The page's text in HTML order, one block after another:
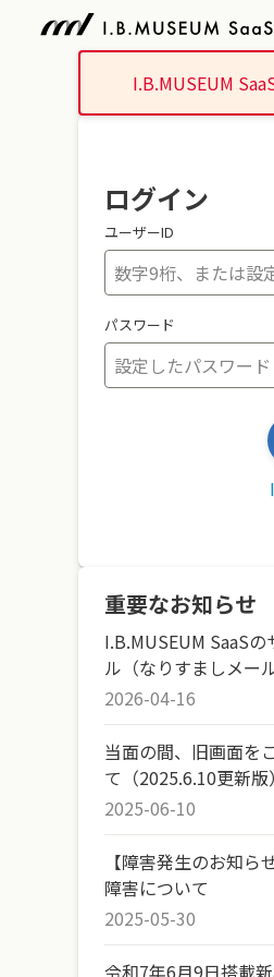
I.B.MUSEUM
ログイン
ユーザーID
パスワード
重要なお知らせ
I.B.MUSEUM SaaS
ル（なりすましメー
2026-04-16
当面の間、旧画面を
て（2025.6.10更新版）
2025-06-10
【障害発生のお知ら
障害について
2025-05-30
令和7年6月9日搭載